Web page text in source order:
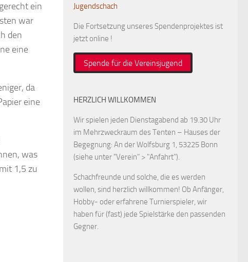
ein
war
den
eine
da
eine
was
1,5 zu
Jugendschach
Die Fortsetzung unseres Spendenprojektes ist
jetzt online !
Spende für die Vereinsjugend
HERZLICH WILLKOMMEN
Wir spielen jeden Dienstagabend ab 19.30 Uhr
im Mehrzweckraum des Tenten – Hauses der
Begegnung: An der Wolfsburg 1, 53225 Bonn
(siehe unter "Verein" > "Anfahrt").
Schachfreunde und solche, die es werden
wollen, sind herzlich willkommen! Ob Anfänger,
Hobby- oder erfahrene Turnierspieler, wir
haben für (fast) jede Spielstärke den passenden
Gegner.